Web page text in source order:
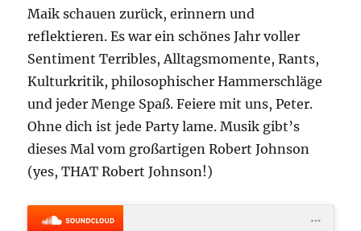
Maik schauen zurück, erinnern und
reflektieren. Es war ein schönes Jahr voller
Sentiment Terribles, Alltagsmomente, Rants,
Kulturkritik, philosophischer Hammerschläge
und jeder Menge Spaß. Feiere mit uns, Peter.
Ohne dich ist jede Party lame. Musik gibt’s
dieses Mal vom großartigen Robert Johnson
(yes, THAT Robert Johnson!)